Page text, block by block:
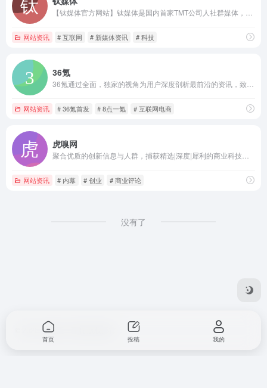
网站资讯 # 互联网 # 新媒体资讯 # 科技
36氪
网站资讯 # 36氪首发 # 8点一氪 # 互联网电商
虎嗅网
网站资讯 # 内幕 # 创业 # 商业评论
没有了
知晓天下导航
首页 投稿 我的